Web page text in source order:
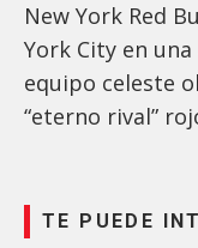
New York Red
York City en
equipo celeste
“eterno rival”
TE PUEDE